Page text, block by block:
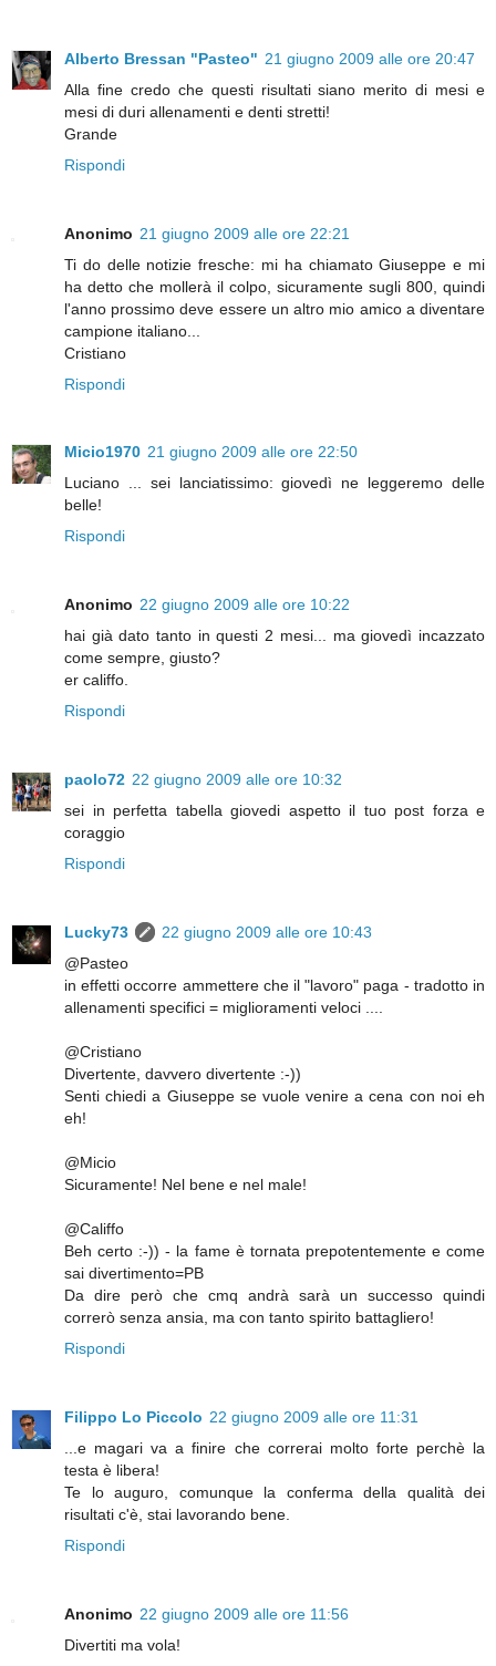
Alberto Bressan "Pasteo" 21 giugno 2009 alle ore 20:47
Alla fine credo che questi risultati siano merito di mesi e
mesi di duri allenamenti e denti stretti!
Grande
Rispondi
Anonimo 21 giugno 2009 alle ore 22:21
Ti do delle notizie fresche: mi ha chiamato Giuseppe e mi
ha detto che mollerà il colpo, sicuramente sugli 800, quindi
l'anno prossimo deve essere un altro mio amico a diventare
campione italiano...
Cristiano
Rispondi
Micio1970 21 giugno 2009 alle ore 22:50
Luciano ... sei lanciatissimo: giovedì ne leggeremo delle
belle!
Rispondi
Anonimo 22 giugno 2009 alle ore 10:22
hai già dato tanto in questi 2 mesi... ma giovedì incazzato
come sempre, giusto?
er califfo.
Rispondi
paolo72 22 giugno 2009 alle ore 10:32
sei in perfetta tabella giovedi aspetto il tuo post forza e
coraggio
Rispondi
Lucky73
22 giugno 2009 alle ore 10:43
@Pasteo
in effetti occorre ammettere che il "lavoro" paga - tradotto in
allenamenti specifici = miglioramenti veloci ....
@Cristiano
Divertente, davvero divertente :-))
Senti chiedi a Giuseppe se vuole venire a cena con noi eh
eh!
@Micio
Sicuramente! Nel bene e nel male!
@Califfo
Beh certo :-)) - la fame è tornata prepotentemente e come
sai divertimento=PB
Da dire però che cmq andrà sarà un successo quindi
correrò senza ansia, ma con tanto spirito battagliero!
Rispondi
Filippo Lo Piccolo 22 giugno 2009 alle ore 11:31
...e magari va a finire che correrai molto forte perchè la
testa è libera!
Te lo auguro, comunque la conferma della qualità dei
risultati c'è, stai lavorando bene.
Rispondi
Anonimo 22 giugno 2009 alle ore 11:56
Divertiti ma vola!